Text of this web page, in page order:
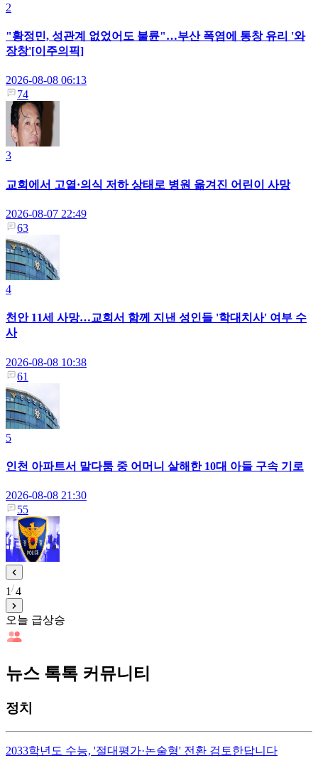
2
"황정민, 성관계 없었어도 불륜"…부산 폭염에 통창 유리 '와
장창'[이주의픽]
2026-08-08 06:13
74
3
교회에서 고열·의식 저하 상태로 병원 옮겨진 어린이 사망
2026-08-07 22:49
63
4
천안 11세 사망…교회서 함께 지낸 성인들 '학대치사' 여부 수
사
2026-08-08 10:38
61
5
인천 아파트서 말다툼 중 어머니 살해한 10대 아들 구속 기로
2026-08-08 21:30
55
1 4
오늘 급상승
뉴스 톡톡 커뮤니티
정치
2033학년도 수능, '절대평가·논술형' 전환 검토한답니다